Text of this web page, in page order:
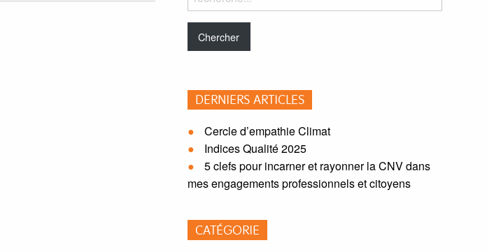
dans
le
blog:
DERNIERS ARTICLES
Cercle d’empathie Climat
Indices Qualité 2025
5 clefs pour incarner et rayonner la CNV dans
mes engagements professionnels et citoyens
CATÉGORIE